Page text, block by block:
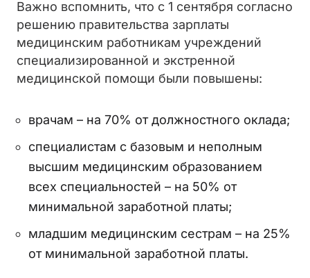
Важно вспомнить, что с 1 сентября согласно
решению правительства зарплаты
медицинским работникам учреждений
специализированной и экстренной
медицинской помощи были повышены:
врачам – на 70% от должностного оклада;
специалистам с базовым и неполным
высшим медицинским образованием
всех специальностей – на 50% от
минимальной заработной платы;
младшим медицинским сестрам – на 25%
от минимальной заработной платы.